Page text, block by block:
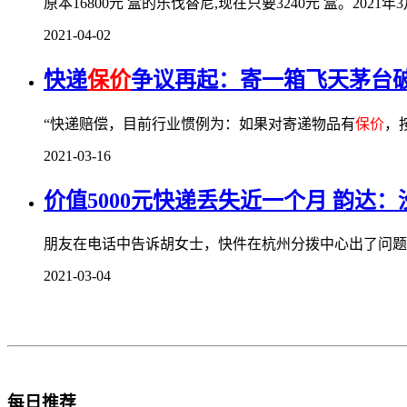
2021-04-02
快递保价争议再起：寄一箱飞天茅台
“快递赔偿，目前行业惯例为：如果对寄递物品有保价，
2021-03-16
价值5000元快递丢失近一个月 韵达：
朋友在电话中告诉胡女士，快件在杭州分拨中心出了问
2021-03-04
每日推荐